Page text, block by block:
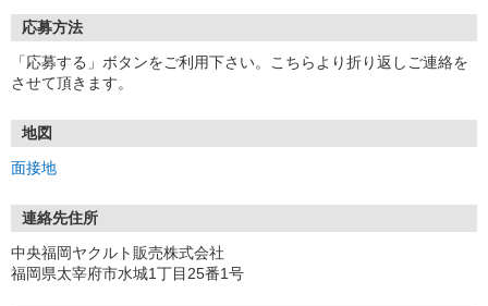
応募方法
「応募する」ボタンをご利用下さい。こちらより折り返しご連絡を
させて頂きます。
地図
面接地
連絡先住所
中央福岡ヤクルト販売株式会社
福岡県太宰府市水城1丁目25番1号